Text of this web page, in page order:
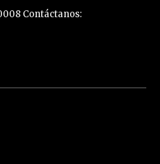
Contáctanos: